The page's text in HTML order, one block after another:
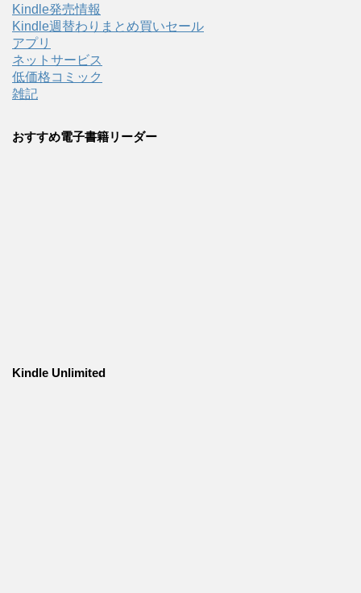
Kindle発売情報
Kindle週替わりまとめ買いセール
アプリ
ネットサービス
低価格コミック
雑記
おすすめ電子書籍リーダー
Kindle Unlimited